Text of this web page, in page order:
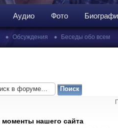
Аудио Фото
• Обсуждения • Беседы обо всем
моменты нашего сайта